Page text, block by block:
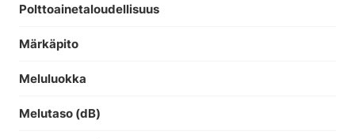
Polttoainetaloudellisuus
Märkäpito
Meluluokka
Melutaso (dB)